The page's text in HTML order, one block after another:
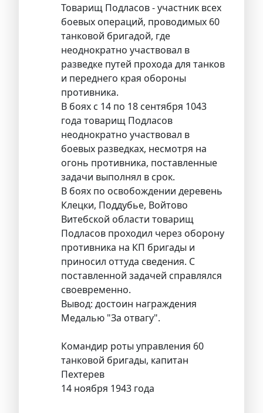
Товарищ Подласов - участник всех
боевых операций, проводимых 60
танковой бригадой, где
неоднократно участвовал в
разведке путей прохода для танков
и переднего края обороны
противника.
В боях с 14 по 18 сентября 1043
года товарищ Подласов
неоднократно участвовал в
боевых разведках, несмотря на
огонь противника, поставленные
задачи выполнял в срок.
В боях по освобождении деревень
Клецки, Поддубье, Войтово
Витебской области товарищ
Подласов проходил через оборону
противника на КП бригады и
приносил оттуда сведения. С
поставленной задачей справлялся
своевременно.
Вывод: достоин награждения
Медалью "За отвагу".
Командир роты управления 60
танковой бригады, капитан
Пехтерев
14 ноября 1943 года